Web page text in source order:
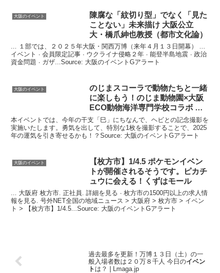
大阪のイベント
陳腐な「紋切り型」でなく「見た
ことない」未来描け 大阪公立
大・橋爪紳也教授（都市文化論）
... １部では、２０２５年大阪・関西万博（来年４月１３日開幕） ...
イベント · 会員限定記事 · ウクライナ侵略２年 · 能登半島地震 · 政治
資金問題 · ガザ...Source: 大阪のイベントGアラート
大阪のイベント
のじまスコーラで動物たちと一緒
に楽しもう！のじま動物園×大阪
ECO動物海洋専門学校コラボ …
本イベントでは、今年の干支「巳」にちなんで、ヘビとの記念撮影を
実施いたします。勇気を出して、特別な1枚を撮影することで、2025
年の運気を引き寄せるかも！？Source: 大阪のイベントGアラート
大阪のイベント 【枚方市】1/4.5 ポケモンイベン
トが開催されるそうです。ピカチ
ュウに会える！くずはモール
... 大阪府 枚方市. 正社員. 詳細を見る · 枚方市の1500円以上の求人情
報を見る. 号外NET全国の地域ニュース > 大阪府 > 枚方市 > イベン
ト > 【枚方市】1/4.5...Source: 大阪のイベントGアラート
過去最多を更新！万博１３日（土）の一
般入場者数は２０万８千人 今日のイベン
ト は？ | Lmaga.jp